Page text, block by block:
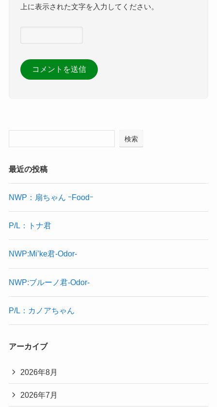
上に表示された文字を入力してください。
検索
最近の投稿
NWP：扇ちゃん ｰFoodｰ
P/L：トナ君
NWP:Mi’ke君-Odor-
NWP:ブルーノ君-Odor-
P/L：カノアちゃん
アーカイブ
2026年8月
2026年7月